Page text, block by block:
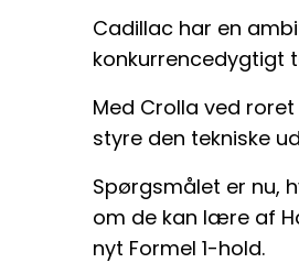
Cadillac har en
konkurrencedygtigt
Med Crolla ved
styre den tekniske
Spørgsmålet er nu,
om de kan lære af
nyt Formel 1-hold.